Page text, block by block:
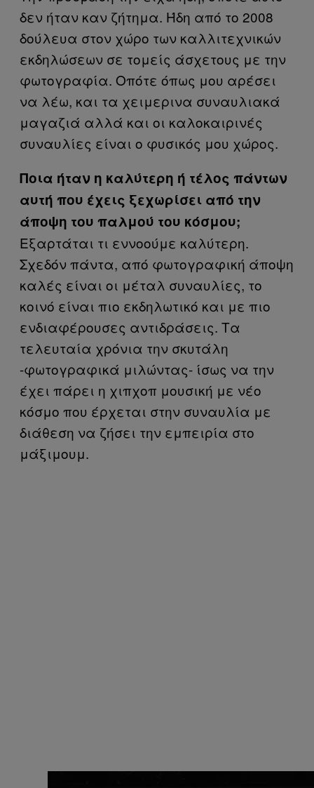
δεν ήταν καν ζήτημα. Ήδη από το 2008
δούλευα στον χώρο των καλλιτεχνικών
εκδηλώσεων σε τομείς άσχετους με την
φωτογραφία. Οπότε όπως μου αρέσει
να λέω, και τα χειμερινα συναυλιακά
μαγαζιά αλλά και οι καλοκαιρινές
συναυλίες είναι ο φυσικός μου χώρος.
Ποια ήταν η καλύτερη ή τέλος πάντων
αυτή που έχεις ξεχωρίσει από την
άποψη του παλμού του κόσμου;
Εξαρτάται τι εννοούμε καλύτερη.
Σχεδόν πάντα, από φωτογραφική άποψη
καλές είναι οι μέταλ συναυλίες, το
κοινό είναι πιο εκδηλωτικό και με πιο
ενδιαφέρουσες αντιδράσεις. Τα
τελευταία χρόνια την σκυτάλη
-φωτογραφικά μιλώντας- ίσως να την
έχει πάρει η χιπχοπ μουσική με νέο
κόσμο που έρχεται στην συναυλία με
διάθεση να ζήσει την εμπειρία στο
μάξιμουμ.